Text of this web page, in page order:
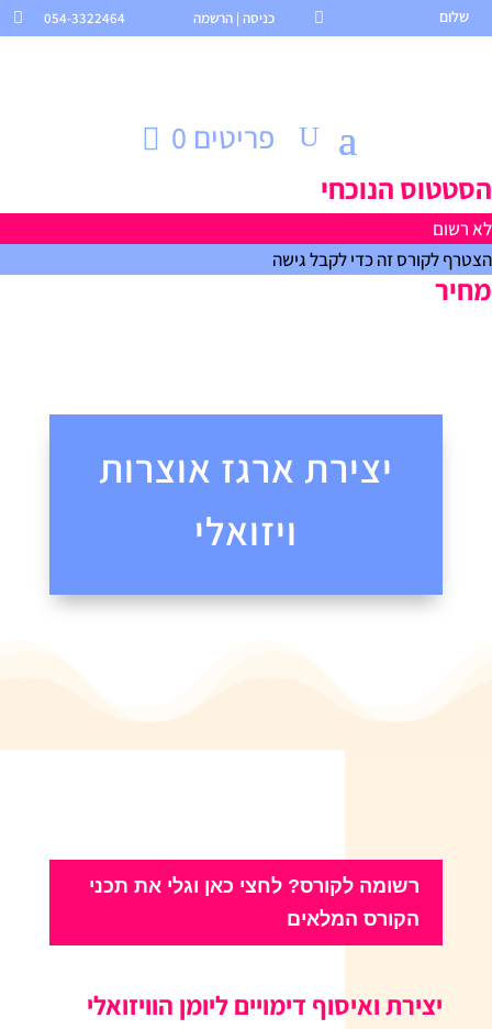
 054-3322464  כניסה | הרשמה שלום
פריטים 0
הסטטוס הנוכחי
לא רשום
הצטרף לקורס זה כדי לקבל גישה
מחיר
יצירת ארגז אוצרות
ויזואלי
רשומה לקורס? לחצי כאן וגלי את תכני
הקורס המלאים
יצירת ואיסוף דימויים ליומן הוויזואלי